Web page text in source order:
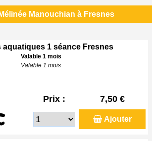
Manouchian à Fresnes
aquatiques 1 séance Fresnes
Valable 1 mois
Valable 1 mois
Prix : 7,50 €
Ajouter